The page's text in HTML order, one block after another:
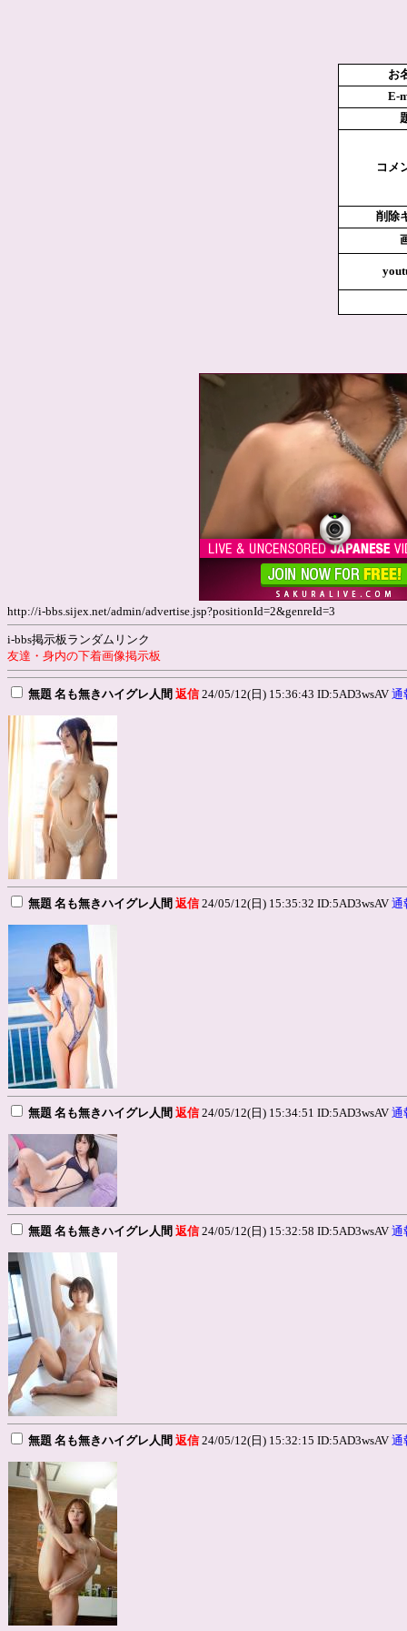
お
E-
コメ
削除
http://i-bbs.sijex.net/admin/advertise.jsp?positionId=2&genreId=3
i-bbs掲示板ランダムリンク
友達・身内の下着画像掲示板
無題 名も無きハイグレ人間 返信 24/05/12(日) 15:36:43 ID:5AD3wsAV 通
無題 名も無きハイグレ人間 返信 24/05/12(日) 15:35:32 ID:5AD3wsAV 通
無題 名も無きハイグレ人間 返信 24/05/12(日) 15:34:51 ID:5AD3wsAV 通
無題 名も無きハイグレ人間 返信 24/05/12(日) 15:32:58 ID:5AD3wsAV 通
無題 名も無きハイグレ人間 返信 24/05/12(日) 15:32:15 ID:5AD3wsAV 通